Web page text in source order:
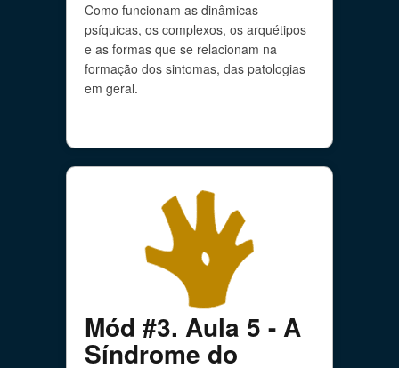
Como funcionam as dinâmicas
psíquicas, os complexos, os arquétipos
e as formas que se relacionam na
formação dos sintomas, das patologias
em geral.
Mód #3. Aula 5 - A
Síndrome do